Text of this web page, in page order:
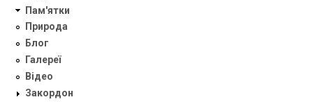
Пам'ятки
Природа
Блог
Галереї
Відео
Закордон